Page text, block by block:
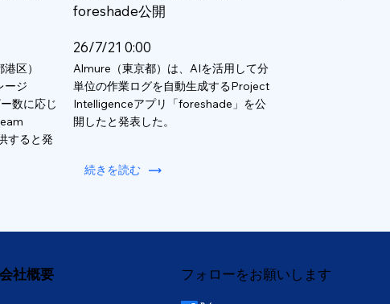
区）
ージ
数に応じ
すると発
foreshade公開
26/7/21 0:00
Almure（東京都）は、AIを活用して分
単位の作業ログを自動生成するProject
Intelligenceアプリ「foreshade」を公
開したと発表した。
続きを読む
会社概要 フォローをお願いします